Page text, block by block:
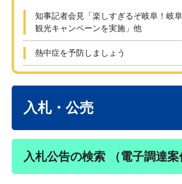
知事記者会見「楽しすぎるぞ岐阜！岐
観光キャンペーンを実施」他
熱中症を予防しましょう
入札・公売
入札公告の検索 （電子調達案